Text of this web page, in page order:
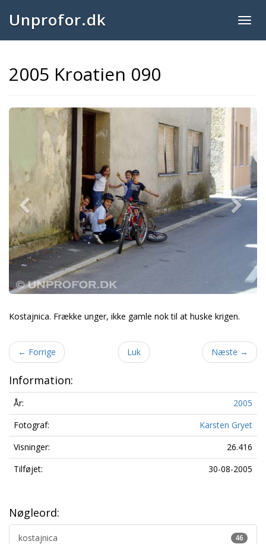
Unprofor.dk
2005 Kroatien 090
Previous Next
Kostajnica. Frække unger, ikke gamle nok til at huske krigen.
← Forrige Luk Næste →
Information:
År:
2005
Fotograf:
Karsten Gryet
Visninger:
26.416
Tilføjet:
30-08-2005
Nøgleord:
46
kostajnica